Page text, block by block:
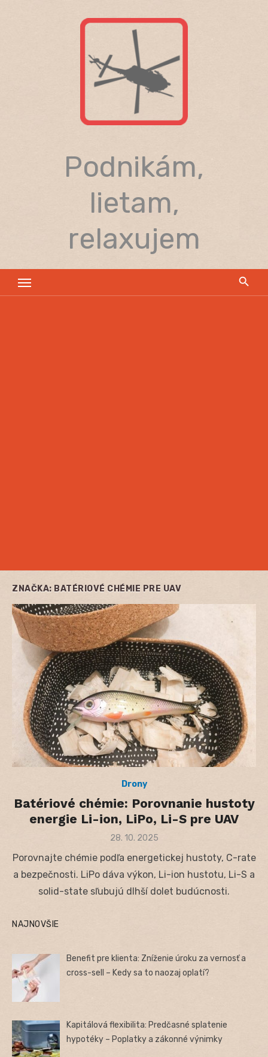
Podnikám,
lietam,
relaxujem
ZNAČKA: BATÉRIOVÉ CHÉMIE PRE UAV
Drony
Batériové chémie: Porovnanie hustoty
energie Li-ion, LiPo, Li-S pre UAV
Posted
28. 10. 2025
Porovnajte chémie podľa energetickej hustoty, C-rate
a bezpečnosti. LiPo dáva výkon, Li-ion hustotu, Li-S a
solid-state sľubujú dlhší dolet budúcnosti.
NAJNOVŠIE
Benefit pre klienta: Zníženie úroku za vernosť a
cross-sell – Kedy sa to naozaj oplatí?
Kapitálová flexibilita: Predčasné splatenie
hypotéky – Poplatky a zákonné výnimky